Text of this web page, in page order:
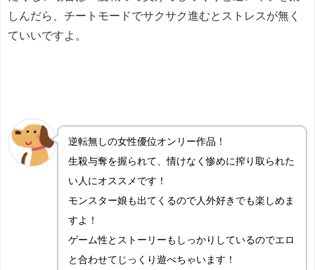
しんだら、チートモードでサクサク進むとストレスが無く
ていいですよ。
逆転無しの女性優位オンリー作品！
生殺与奪を握られて、情けなく惨めに搾り取られた
い人にオススメです！
モンスター娘も出てくるので人外好きでも楽しめま
すよ！
ゲーム性とストーリーもしっかりしているのでエロ
と合わせてじっくり遊べちゃいます！